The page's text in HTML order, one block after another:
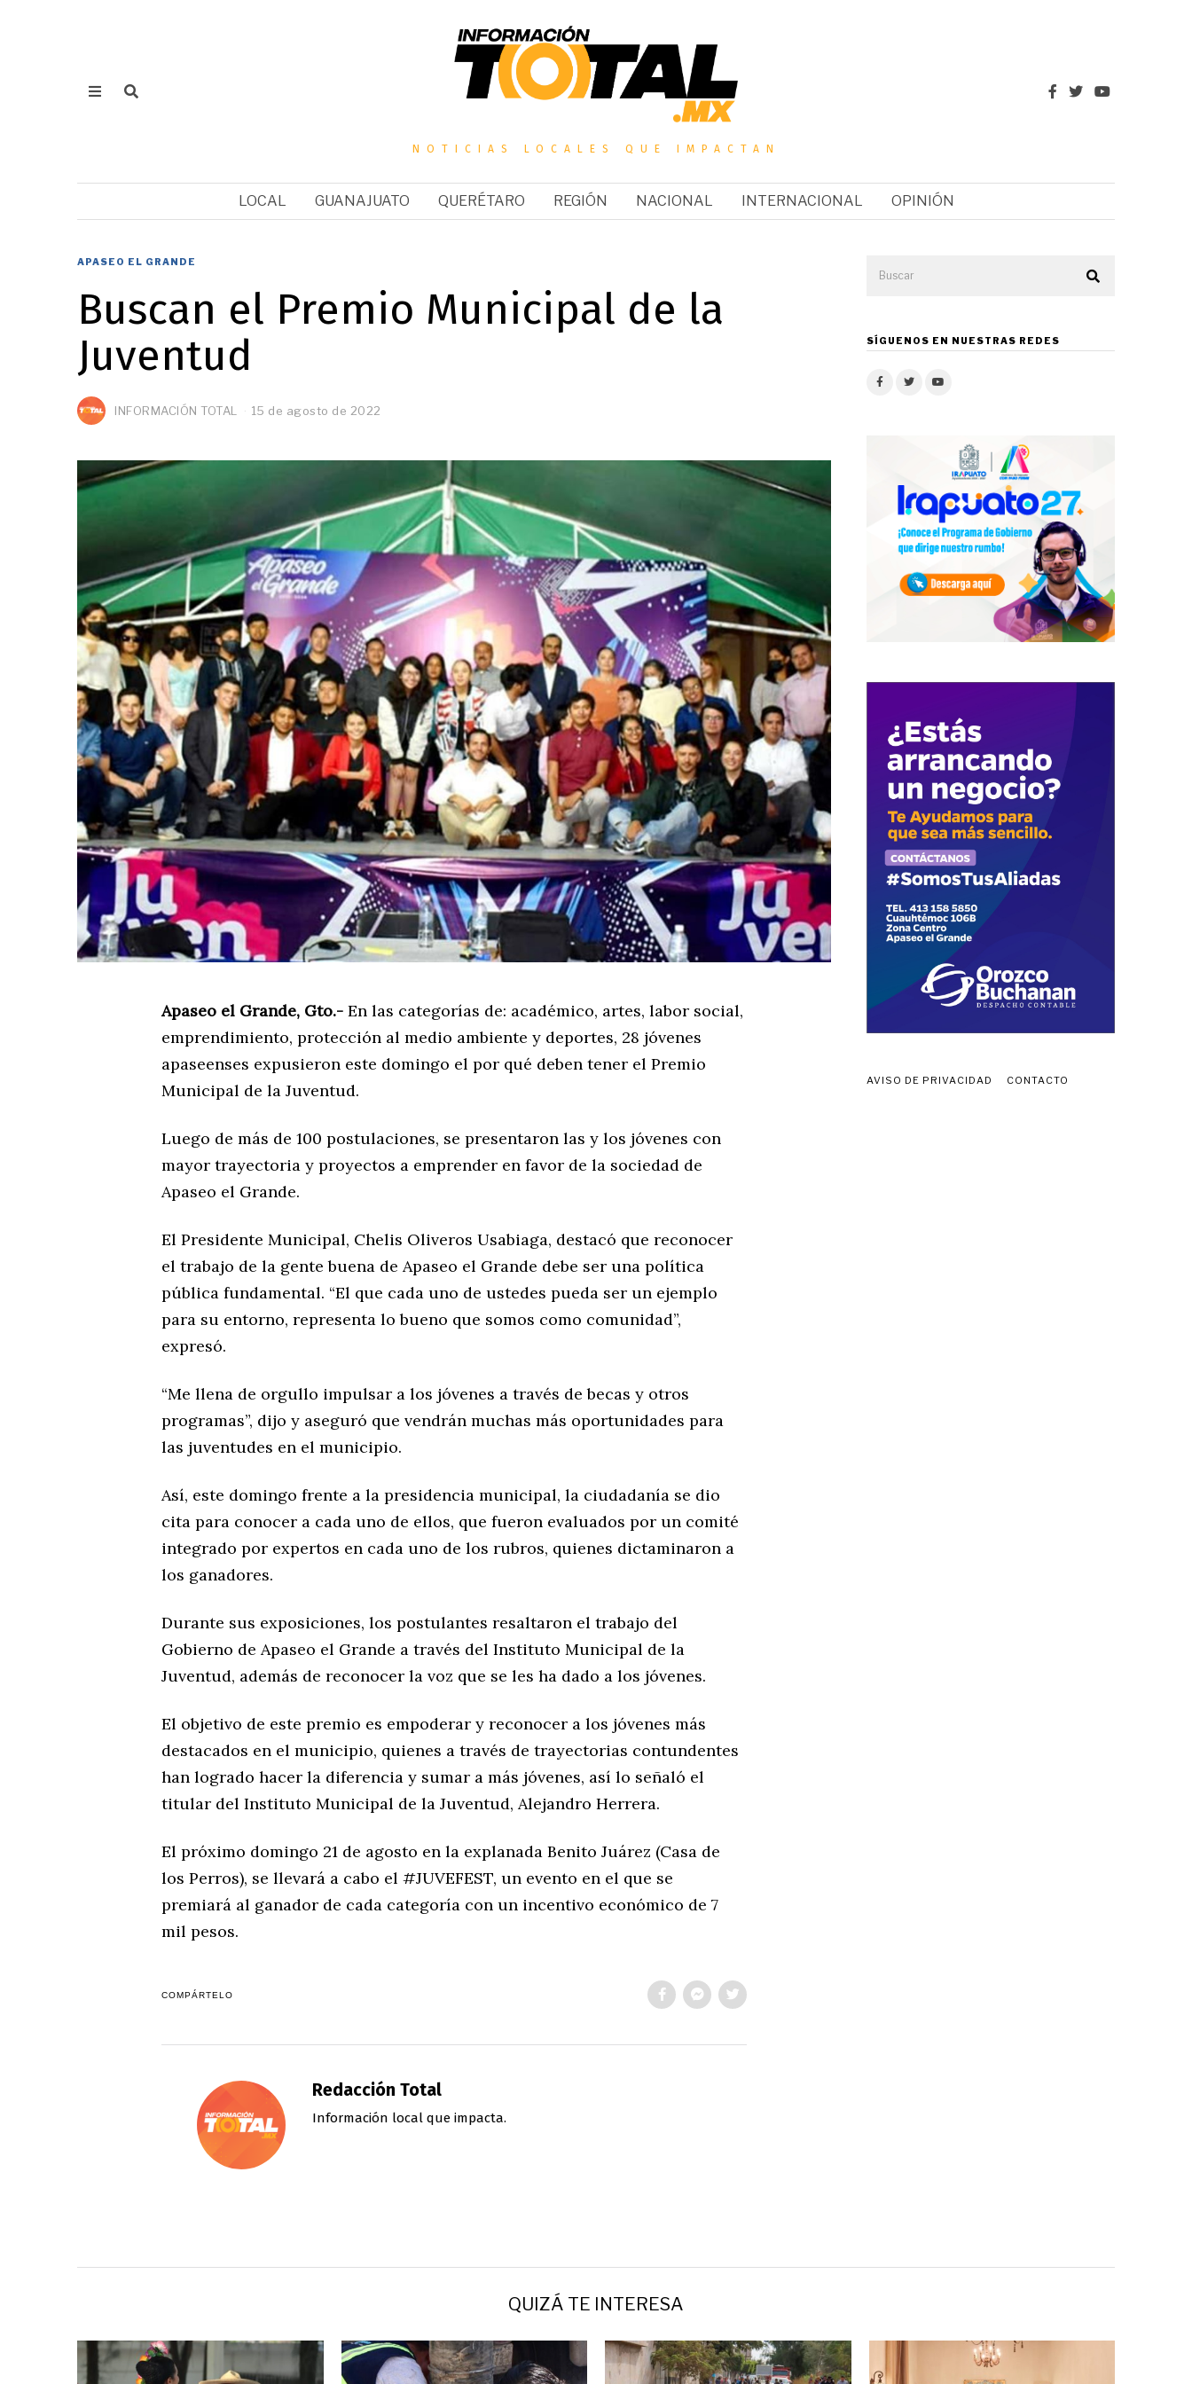
NOTICIAS LOCALES QUE IMPACTAN
LOCAL GUANAJUATO QUERÉTARO REGIÓN NACIONAL INTERNACIONAL OPINIÓN
APASEO EL GRANDE
Buscan el Premio Municipal de la
Juventud
INFORMACIÓN TOTAL 15 de agosto de 2022
Apaseo el Grande, Gto.- En las categorías de: académico, artes, labor social,
emprendimiento, protección al medio ambiente y deportes, 28 jóvenes
apaseenses expusieron este domingo el por qué deben tener el Premio
Municipal de la Juventud.
Luego de más de 100 postulaciones, se presentaron las y los jóvenes con
mayor trayectoria y proyectos a emprender en favor de la sociedad de
Apaseo el Grande.
El Presidente Municipal, Chelis Oliveros Usabiaga, destacó que reconocer
el trabajo de la gente buena de Apaseo el Grande debe ser una política
pública fundamental. “El que cada uno de ustedes pueda ser un ejemplo
para su entorno, representa lo bueno que somos como comunidad”,
expresó.
“Me llena de orgullo impulsar a los jóvenes a través de becas y otros
programas”, dijo y aseguró que vendrán muchas más oportunidades para
las juventudes en el municipio.
Así, este domingo frente a la presidencia municipal, la ciudadanía se dio
cita para conocer a cada uno de ellos, que fueron evaluados por un comité
integrado por expertos en cada uno de los rubros, quienes dictaminaron a
los ganadores.
Durante sus exposiciones, los postulantes resaltaron el trabajo del
Gobierno de Apaseo el Grande a través del Instituto Municipal de la
Juventud, además de reconocer la voz que se les ha dado a los jóvenes.
El objetivo de este premio es empoderar y reconocer a los jóvenes más
destacados en el municipio, quienes a través de trayectorias contundentes
han logrado hacer la diferencia y sumar a más jóvenes, así lo señaló el
titular del Instituto Municipal de la Juventud, Alejandro Herrera.
El próximo domingo 21 de agosto en la explanada Benito Juárez (Casa de
los Perros), se llevará a cabo el #JUVEFEST, un evento en el que se
premiará al ganador de cada categoría con un incentivo económico de 7
mil pesos.
COMPÁRTELO
Redacción Total
Información local que impacta.
SÍGUENOS EN NUESTRAS REDES
AVISO DE PRIVACIDAD CONTACTO
QUIZÁ TE INTERESA